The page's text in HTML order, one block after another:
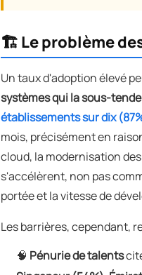
🏗️ Le problème
Un taux d'adoption élevé
systèmes qui la sous-
établissements sur dix
mois, précisément en
cloud, la modernisation
s'accélèrent, non pas
portée et la vitesse de
Les barrières, cependant,
🧠 Pénurie de talents